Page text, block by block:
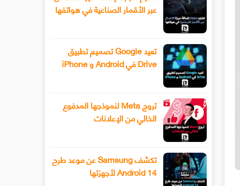
عبر الأقمار الصناعية في هواتفها
تعيد Google تصميم تطبيق
Drive في Android و iPhone
تروج Meta لنموذجها المدفوع
الخالي من الإعلانات
تكشف Samsung عن موعد طرح
Android 14 لأجهزتها